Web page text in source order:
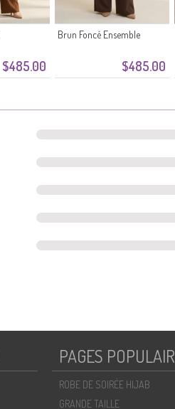
$485.00 $485.00
Brun Foncé Ensemble
PAGES
ROBE DE SOIRÉE HIJAB
GRANDE TAILLE